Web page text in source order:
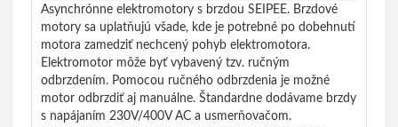
Asynchrónne elektromotory s brzdou SEIPEE. Brzdové
motory sa uplatňujú všade, kde je potrebné po dobehnutí
motora zamedziť nechcený pohyb elektromotora.
Elektromotor môže byť vybavený tzv. ručným
odbrzdením. Pomocou ručného odbrzdenia je možné
motor odbrzdiť aj manuálne. Štandardne dodávame brzdy
s napájaním 230V/400V AC a usmerňovačom.